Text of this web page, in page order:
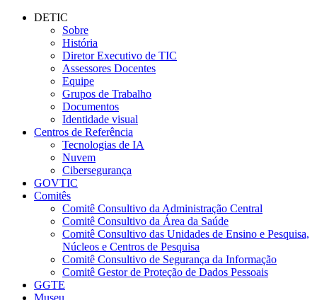
Conteúdo principal
DETIC
Sobre
História
Diretor Executivo de TIC
Assessores Docentes
Equipe
Grupos de Trabalho
Documentos
Identidade visual
Centros de Referência
Tecnologias de IA
Nuvem
Cibersegurança
GOVTIC
Comitês
Comitê Consultivo da Administração Central
Comitê Consultivo da Área da Saúde
Comitê Consultivo das Unidades de Ensino e Pesquisa,
Núcleos e Centros de Pesquisa
Comitê Consultivo de Segurança da Informação
Comitê Gestor de Proteção de Dados Pessoais
GGTE
Museu